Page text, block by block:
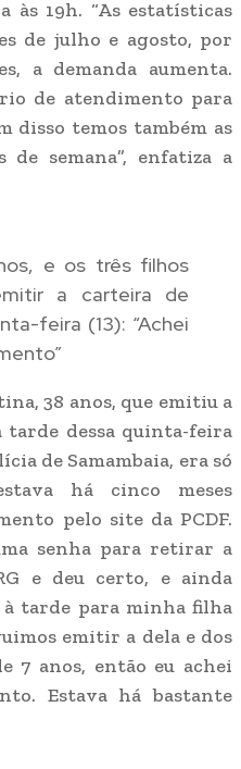
às 19h. “As estatísticas
de julho e agosto, por
a demanda aumenta.
de atendimento para
disso temos também as
de semana”, enfatiza a
e os três filhos
a carteira de
feira (13): “Achei
38 anos, que emitiu a
dessa quinta-feira
de Samambaia, era só
há cinco meses
pelo site da PCDF.
senha para retirar a
e deu certo, e ainda
tarde para minha filha
emitir a dela e dos
7 anos, então eu achei
Estava há bastante